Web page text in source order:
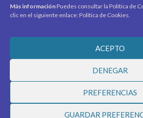
Más información Puedes consultar la Política de
clic en el siguiente enlace: Política de Cookies.
ACEPTO
DENEGAR
PREFERENCIAS
GUARDAR
novedades y promociones.
Recibe novedades y promociones en